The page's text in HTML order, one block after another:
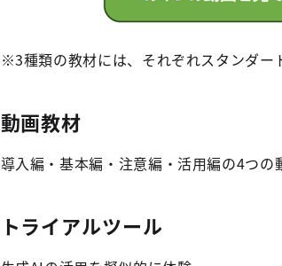
※3種類の教材には、それぞれスタンダー
動画教材
導入編・基本編・注意編・活用編の4つの
トライアルツール